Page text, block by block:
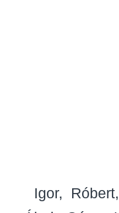
Igor Róbert